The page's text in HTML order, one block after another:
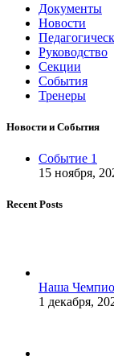
Документы
Новости
Руководство
Секции
События
Тренеры
Новости и События
Событие 1
15 ноября,
Recent Posts
Наша
1 декабря,